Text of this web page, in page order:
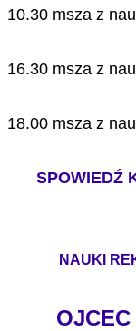
10.30 msza z
16.30 msza z
18.00 msza z
SPOWIEDŹ
NAUKI